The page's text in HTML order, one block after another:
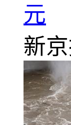
元
新